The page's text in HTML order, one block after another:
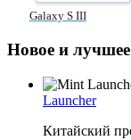
Galaxy S III
Новое и лучшее
Launcher
Китайский